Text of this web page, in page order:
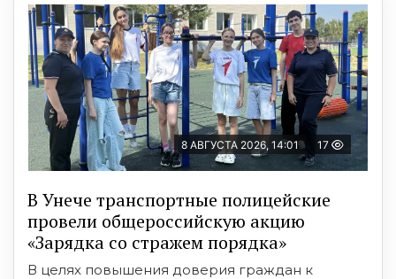
8 АВГУСТА 2026, 14:01 17
В Унече транспортные полицейские
провели общероссийскую акцию
«Зарядка со стражем порядка»
В целях повышения доверия граждан к